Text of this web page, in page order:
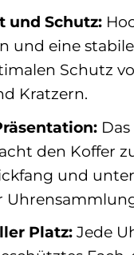
und Schutz:
und eine
Schutz
Kratzern.
Das
den Koffer
und
Platz:Jede